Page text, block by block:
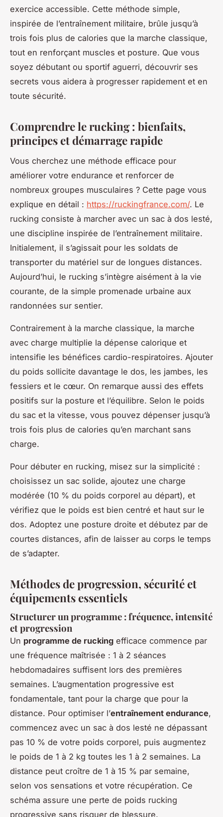
exercice accessible. Cette méthode simple,
inspirée de l’entraînement militaire, brûle jusqu’à
trois fois plus de calories que la marche classique,
tout en renforçant muscles et posture. Que vous
soyez débutant ou sportif aguerri, découvrir ses
secrets vous aidera à progresser rapidement et en
toute sécurité.
Comprendre le rucking : bienfaits,
principes et démarrage rapide
Vous cherchez une méthode efficace pour
améliorer votre endurance et renforcer de
nombreux groupes musculaires ? Cette page vous
explique en détail : https://ruckingfrance.com/. Le
rucking consiste à marcher avec un sac à dos lesté,
une discipline inspirée de l’entraînement militaire.
Initialement, il s’agissait pour les soldats de
transporter du matériel sur de longues distances.
Aujourd’hui, le rucking s’intègre aisément à la vie
courante, de la simple promenade urbaine aux
randonnées sur sentier.
Contrairement à la marche classique, la marche
avec charge multiplie la dépense calorique et
intensifie les bénéfices cardio-respiratoires. Ajouter
du poids sollicite davantage le dos, les jambes, les
fessiers et le cœur. On remarque aussi des effets
positifs sur la posture et l’équilibre. Selon le poids
du sac et la vitesse, vous pouvez dépenser jusqu’à
trois fois plus de calories qu’en marchant sans
charge.
Pour débuter en rucking, misez sur la simplicité :
choisissez un sac solide, ajoutez une charge
modérée (10 % du poids corporel au départ), et
vérifiez que le poids est bien centré et haut sur le
dos. Adoptez une posture droite et débutez par de
courtes distances, afin de laisser au corps le temps
de s’adapter.
Méthodes de progression, sécurité et
équipements essentiels
Structurer un programme : fréquence, intensité
et progression
Un programme de rucking efficace commence par
une fréquence maîtrisée : 1 à 2 séances
hebdomadaires suffisent lors des premières
semaines. L’augmentation progressive est
fondamentale, tant pour la charge que pour la
distance. Pour optimiser l’entraînement endurance,
commencez avec un sac à dos lesté ne dépassant
pas 10 % de votre poids corporel, puis augmentez
le poids de 1 à 2 kg toutes les 1 à 2 semaines. La
distance peut croître de 1 à 15 % par semaine,
selon vos sensations et votre récupération. Ce
schéma assure une perte de poids rucking
progressive sans risquer de blessure.